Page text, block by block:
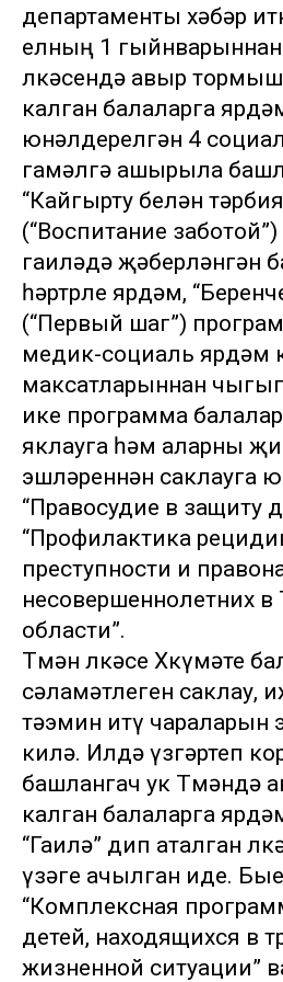
департаменты хәбәр
елның 1 гыйнварыннан
өлкәсендә авыр
калган балаларга
юнәлдерелгән 4
гамәлгә ашырыла
“Кайгырту белән
(“Воспитание
гаиләдә җәберләнгән
һәртөрле ярдәм,
(“Первый шаг”)
медик-социаль ярдәм
максатларыннан чыгып
ике программа
яклауга һәм аларны
эшләреннән саклауга
“Правосудие в защиту
“Профилактика
преступности и
несовершеннолетних
области”.
Төмән өлкәсе Хөкүмәте
сәламәтлеген саклау,
тәэмин итү чараларын
килә. Илдә үзгәртеп
башлангач ук Төмәндә
калган балаларга
“Гаилә” дип аталган
үзәге ачылган иде.
“Комплексная
детей, находящихся в
жизненной ситуации”